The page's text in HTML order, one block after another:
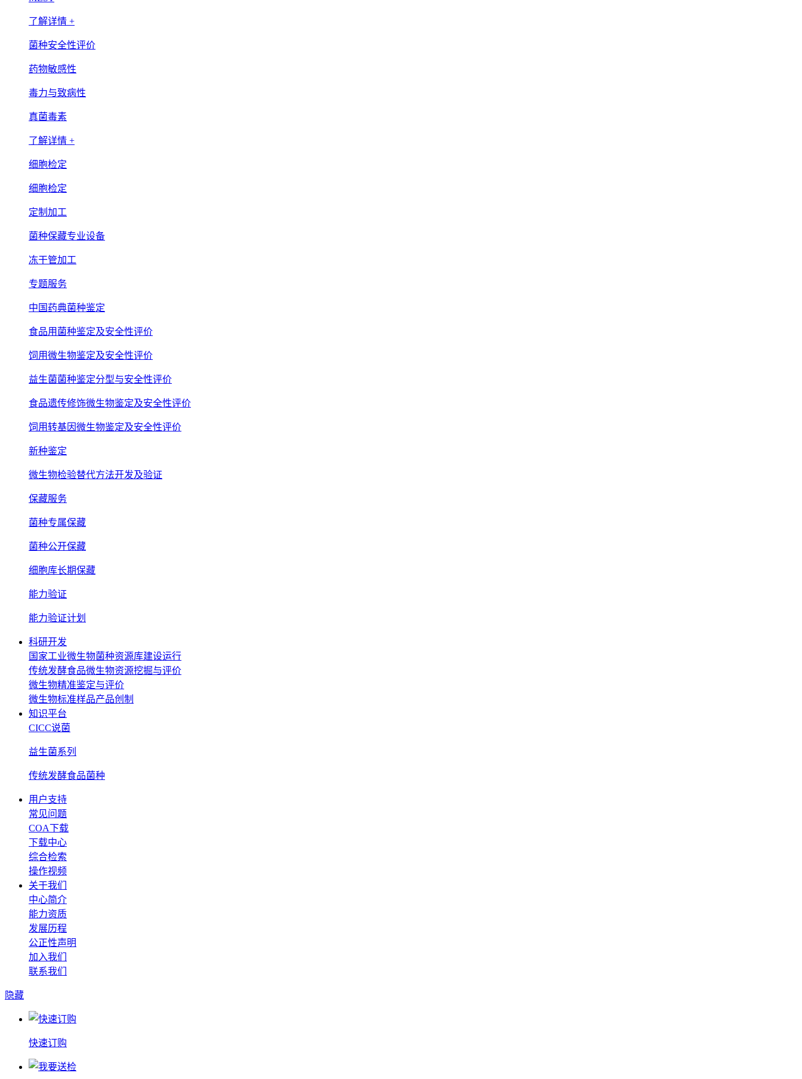
了解详情 +
菌种安全性评价
药物敏感性
毒力与致病性
真菌毒素
了解详情 +
细胞检定
细胞检定
定制加工
菌种保藏专业设备
冻干管加工
专题服务
中国药典菌种鉴定
食品用菌种鉴定及安全性评价
饲用微生物鉴定及安全性评价
益生菌菌种鉴定分型与安全性评价
食品遗传修饰微生物鉴定及安全性评价
饲用转基因微生物鉴定及安全性评价
新种鉴定
微生物检验替代方法开发及验证
保藏服务
菌种专属保藏
菌种公开保藏
细胞库长期保藏
能力验证
能力验证计划
科研开发
国家工业微生物菌种资源库建设运行
传统发酵食品微生物资源挖掘与评价
微生物精准鉴定与评价
微生物标准样品产品创制
知识平台
CICC说菌
益生菌系列
传统发酵食品菌种
用户支持
常见问题
COA下载
下载中心
综合检索
操作视频
关于我们
中心简介
能力资质
发展历程
公正性声明
加入我们
联系我们
隐藏
快速订购